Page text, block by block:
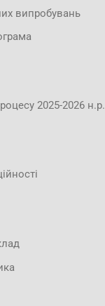
випробувань
2025-2026 н.р.